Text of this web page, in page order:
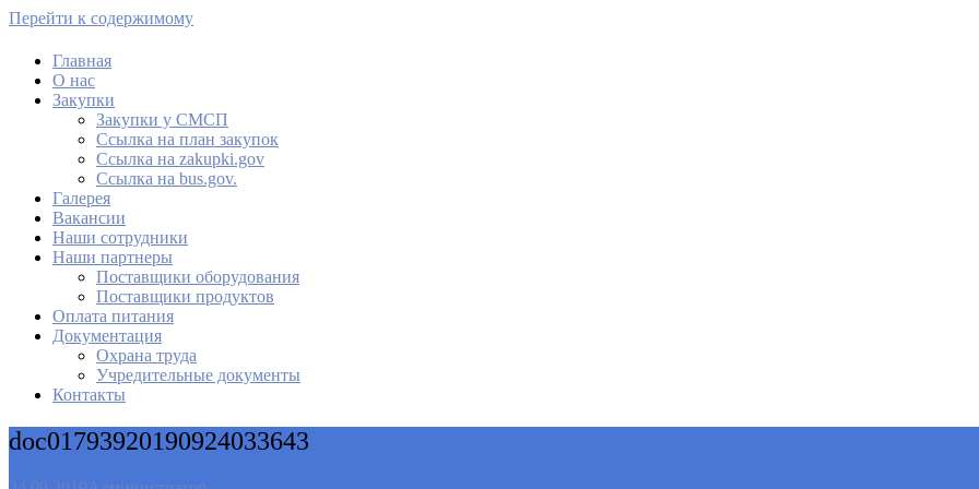
Перейти к содержимому
МАУ Комбинат питания
Главная
О нас
Закупки
Закупки у СМСП
Cсылка на план закупок
Cсылка на zakupki.gov
Ссылка на bus.gov.
Галерея
Вакансии
Наши сотрудники
Наши партнеры
Поставщики оборудования
Поставщики продуктов
Оплата питания
Документация
Охрана труда
Учредительные документы
Контакты
doc01793920190924033643